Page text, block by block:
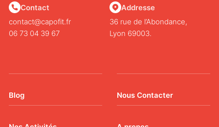
Contact
contact@capofit.fr
06 73 04 39 67
Addresse
36 rue de l’Abondance,
Lyon 69003.
Blog Nous Contacter